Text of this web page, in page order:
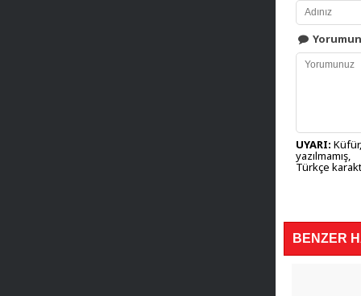
UYARI:
yazılmamış,
Türkçe
BENZER